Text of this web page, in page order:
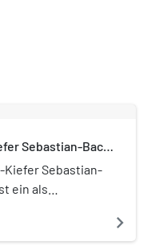
Sebastian-Bach-
Kiefer Sebastian-
ein als
Blasewitz.
navigate_next